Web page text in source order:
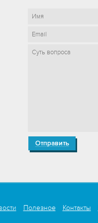
Полезное Контакты